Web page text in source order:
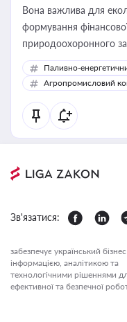
Вона важлива для
формування
природоохоронного
Паливно-
Агропромисловий
Зв'язатися:
забезпечує український бізнес
інформацією, аналітикою та
технологічними рішеннями
ефективної та безпечної